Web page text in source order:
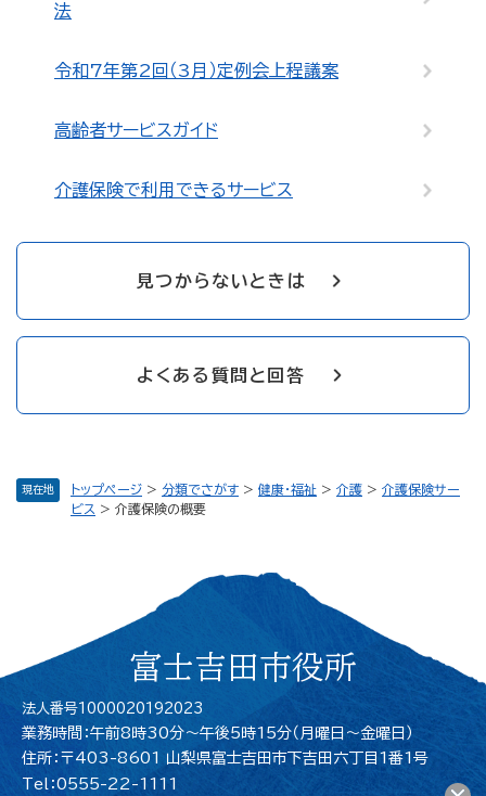
現在地 トップページ > 分類でさがす > 健康・福祉 > 介護 > 介護保険サー
ビス > 介護保険の概要
法
令和7年第2回（3月）定例会上程議案
高齢者サービスガイド
介護保険で利用できるサービス
見つからないときは
よくある質問と回答
富士吉田市役所
法人番号1000020192023
業務時間：午前8時30分～午後5時15分（月曜日〜金曜日）
住所：〒403-8601 山梨県富士吉田市下吉田六丁目1番1号
Tel：0555-22-1111